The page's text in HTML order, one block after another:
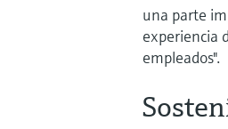
una parte
experiencia
empleados".